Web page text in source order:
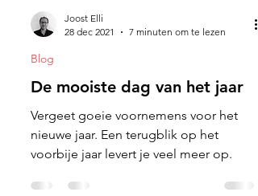
Joost Elli
28 dec 2021
7 minuten om te lezen
Blog
De mooiste dag van het jaar
Vergeet goeie voornemens voor het